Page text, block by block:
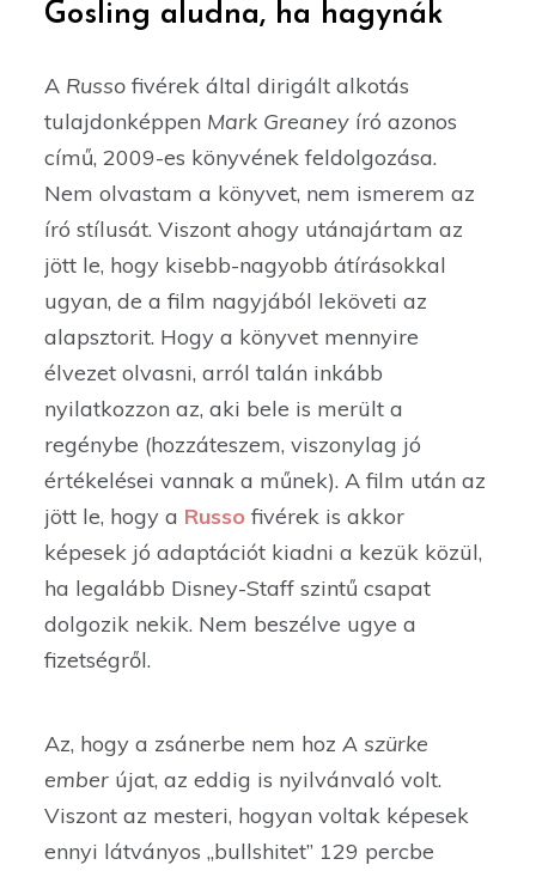
Gosling aludna, ha hagynák
A Russo fivérek által dirigált alkotás
tulajdonképpen Mark Greaney író azonos
című, 2009-es könyvének feldolgozása.
Nem olvastam a könyvet, nem ismerem az
író stílusát. Viszont ahogy utánajártam az
jött le, hogy kisebb-nagyobb átírásokkal
ugyan, de a film nagyjából leköveti az
alapsztorit. Hogy a könyvet mennyire
élvezet olvasni, arról talán inkább
nyilatkozzon az, aki bele is merült a
regénybe (hozzáteszem, viszonylag jó
értékelései vannak a műnek). A film után az
jött le, hogy a Russo fivérek is akkor
képesek jó adaptációt kiadni a kezük közül,
ha legalább Disney-Staff szintű csapat
dolgozik nekik. Nem beszélve ugye a
fizetségről.
Az, hogy a zsánerbe nem hozA szürke
ember újat, az eddig is nyilvánvaló volt.
Viszont az mesteri, hogyan voltak képesek
ennyi látványos „bullshitet” 129 percbe